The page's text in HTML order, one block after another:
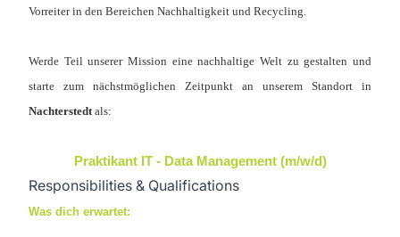
Vorreiter in den Bereichen Nachhaltigkeit und Recycling.
Werde Teil unserer Mission eine nachhaltige Welt zu gestalten und
starte zum nächstmöglichen Zeitpunkt an unserem Standort in
Nachterstedtals:
Praktikant IT - Data Management (m/w/d)
Responsibilities & Qualifications
Was dich erwartet: